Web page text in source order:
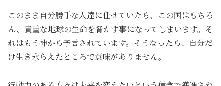
このまま自分勝手な人達に任せていたら、この国はもちろ
ん、貴重な地球の生命を脅かす事になってしまいます。そ
れはもう神から予言されています。そうなったら、自分だ
け生き永らえたところで意味がありません。